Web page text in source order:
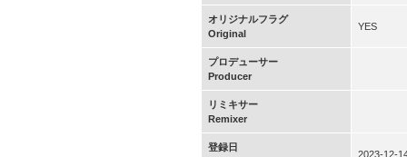
オリジナルフラグ
Original
YES
プロデューサー
Producer
リミキサー
Remixer
登録日
2023-12-